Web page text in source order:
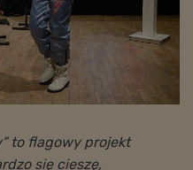
to flagowy projekt
się cieszę,